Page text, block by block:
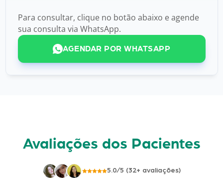
Para consultar, clique no botão abaixo e agende
sua consulta via WhatsApp.
AGENDAR POR WHATSAPP
Avaliações dos Pacientes
5.0/5 (32+ avaliações)